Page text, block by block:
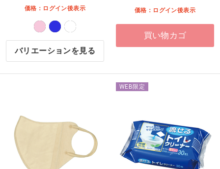
価格：ログイン後表示
バリエーションを見る
価格：ログイン後表示
買い物カゴ
WEB限定